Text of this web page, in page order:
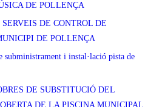
DE POLLENÇA
DE CONTROL DE
DE POLLENÇA
subministrament i instal·lació pista de
DE SUBSTITUCIÓ DEL
DE LA PISCINA MUNICIPAL